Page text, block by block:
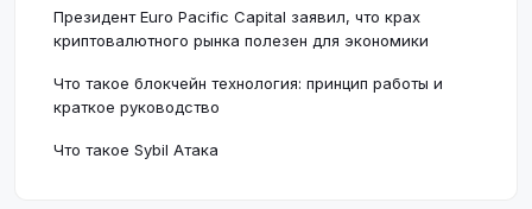
Президент Euro Pacific Capital заявил, что крах
криптовалютного рынка полезен для экономики
Что такое блокчейн технология: принцип работы и
краткое руководство
Что такое Sybil Атака